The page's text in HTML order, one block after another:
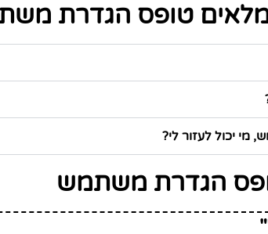
טופס הגדרת
יכול לעזור לי?
הגדרת משתמש